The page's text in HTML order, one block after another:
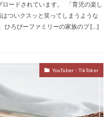
ロードされています。 「育児の楽し
ついクスッと笑ってしまうような
ひろぴーファミリーの家族のプ […]
YouTuber・TikToker